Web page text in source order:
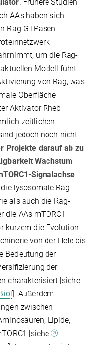
. Frühere Studien
AAs haben sich
Rag-GTPasen
um die Rag-
Modell führt
von Rag, was
Oberfläche
Aktivator Rheb
zeitlichen
jedoch noch nicht
Projekte darauf ab zu
Wachstum
Signalachse
lysosomale Rag-
als auch die Rag-
die AAs mTORC1
kurzem die Evolution
von der Hefe bis
Bedeutung der
der
charakterisiert [siehe
]. Außerdem
zwischen
Lipide,
[siehe